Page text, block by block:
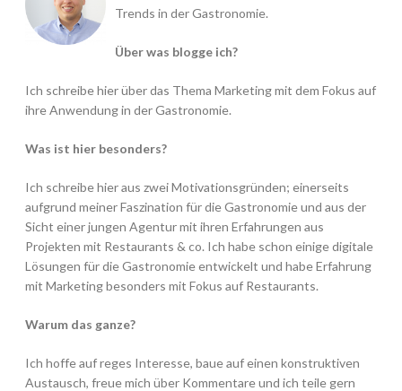
Trends in der Gastronomie.
Über was blogge ich?
Ich schreibe hier über das Thema Marketing mit dem Fokus auf
ihre Anwendung in der Gastronomie.
Was ist hier besonders?
Ich schreibe hier aus zwei Motivationsgründen; einerseits
aufgrund meiner Faszination für die Gastronomie und aus der
Sicht einer jungen Agentur mit ihren Erfahrungen aus
Projekten mit Restaurants & co. Ich habe schon einige digitale
Lösungen für die Gastronomie entwickelt und habe Erfahrung
mit Marketing besonders mit Fokus auf Restaurants.
Warum das ganze?
Ich hoffe auf reges Interesse, baue auf einen konstruktiven
Austausch, freue mich über Kommentare und ich teile gern